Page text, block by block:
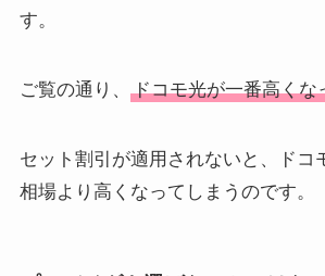
す。
ご覧の通り、 ドコモ光が一番高くな
セット割引が適用されないと、ドコ
相場より高くなってしまうのです。